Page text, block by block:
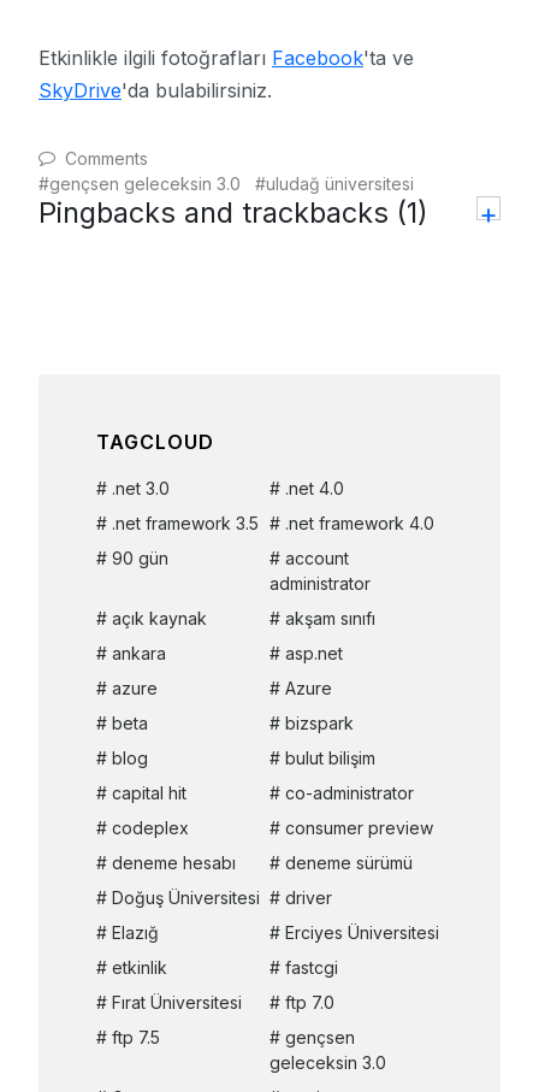
Etkinlikle ilgili fotoğrafları Facebook'ta ve
SkyDrive'da bulabilirsiniz.
gençsen geleceksin 3.0 uludağ üniversitesi
Comments
Pingbacks and trackbacks (1) +
TAGCLOUD
.net 3.0
.net 4.0
.net framework 3.5
.net framework 4.0
90 gün
account
administrator
açık kaynak
akşam sınıfı
ankara
asp.net
azure
Azure
beta
bizspark
blog
bulut bilişim
capital hit
co-administrator
codeplex
consumer preview
deneme hesabı
deneme sürümü
Doğuş Üniversitesi
driver
Elazığ
Erciyes Üniversitesi
etkinlik
fastcgi
Fırat Üniversitesi
ftp 7.0
ftp 7.5
gençsen
geleceksin 3.0